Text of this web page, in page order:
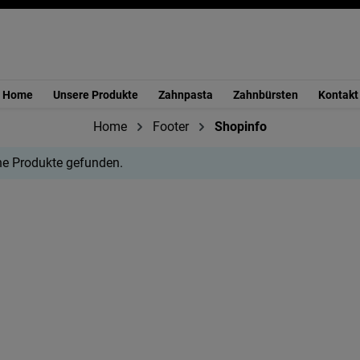
Home Unsere Produkte Zahnpasta Zahnbürsten Kontakt
Home Footer Shopinfo
Produkte gefunden.